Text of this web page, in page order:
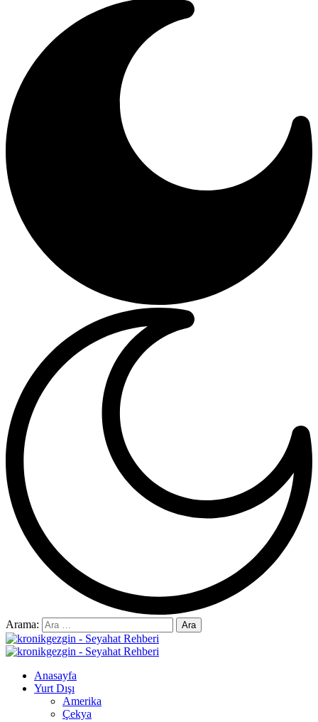
Arama:
Anasayfa
Yurt Dışı
Amerika
Çekya